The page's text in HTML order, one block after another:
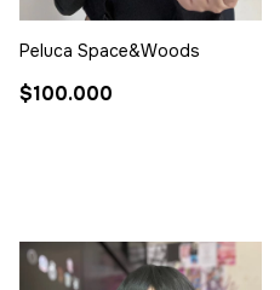
Peluca Space&Woods
$100.000